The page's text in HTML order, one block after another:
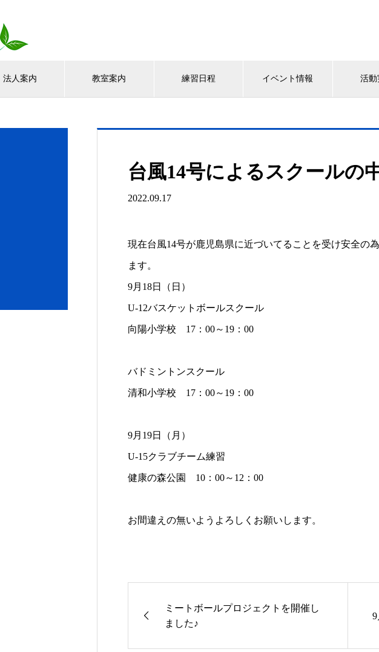
法人案内 教室案内 練習日程 イベント情報 活動
台風14号によるスクールの
2022.09.17
現在台風14号が鹿児島県に近づいてることを受け安全の
ます。
9月18日（日）
U-12バスケットボールスクール
向陽小学校 17：00～19：00
バドミントンスクール
清和小学校 17：00～19：00
9月19日（月）
U-15クラブチーム練習
健康の森公園 10：00～12：00
お間違えの無いようよろしくお願いします。
ミートボールプロジェクトを開催し
ました♪